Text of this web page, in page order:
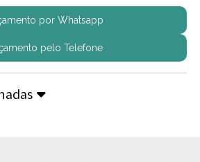
por Whatsapp
pelo Telefone